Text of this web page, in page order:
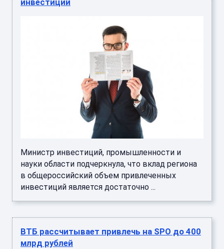
инвестиций
Министр инвестиций, промышленности и
науки области подчеркнула, что вклад региона
в общероссийский объем привлеченных
инвестиций является достаточно ...
ВТБ рассчитывает привлечь на SPO до 400
млрд рублей